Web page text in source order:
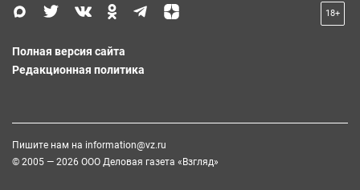
18+
Полная версия сайта
Редакционная политика
Пишите нам на information@vz.ru
© 2005 — 2026 ООО Деловая газета «Взгляд»